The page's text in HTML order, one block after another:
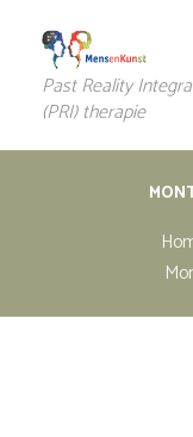
Past Reality
(PRI) therapie